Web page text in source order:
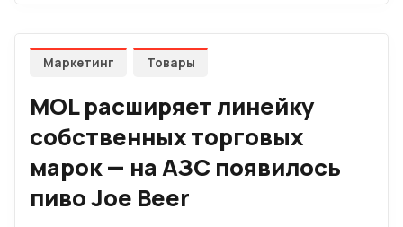
Маркетинг Товары
MOL расширяет линейку
собственных торговых
марок — на АЗС появилось
пиво Joe Beer